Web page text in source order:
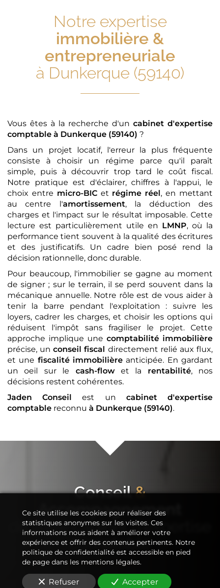
Notre expertise
immobilière &
entrepreneuriale
à Dunkerque (59140)
Vous êtes à la recherche d'un cabinet d'expertise
comptable à Dunkerque (59140) ?
Dans un projet locatif, l'erreur la plus fréquente
consiste à choisir un régime parce qu'il paraît
simple, puis à découvrir trop tard le coût fiscal.
Notre pratique est d'éclairer, chiffres à l'appui, le
choix entre micro-BICet régime réel, en mettant
au centre l'amortissement, la déduction des
charges et l'impact sur le résultat imposable. Cette
lecture est particulièrement utile en LMNP, où la
performance tient souvent à la qualité des écritures
et des justificatifs. Un cadre bien posé rend la
décision rationnelle, donc durable.
Pour beaucoup, l'immobilier se gagne au moment
de signer ; sur le terrain, il se perd souvent dans la
mécanique annuelle. Notre rôle est de vous aider à
tenir la barre pendant l'exploitation : suivre les
loyers, cadrer les charges, et choisir les options qui
réduisent l'impôt sans fragiliser le projet. Cette
approche implique une comptabilité immobilière
précise, unconseil fiscal directement relié aux flux,
et une fiscalité immobilière anticipée. En gardant
un oeil sur le cash-flowet la rentabilité, nos
décisions restent cohérentes.
Jaden Conseil est un cabinet d'expertise
comptable reconnu à Dunkerque (59140).
Conseil&
Accompagnement
de votrecabinet d'expertise
comptable
Ce site utilise les cookies pour réaliser des
statistiques anonymes sur les visites. Ces
informations nous aident à améliorer votre
expérience et offrir des contenus pertinents. Notre
politique de confidentialité est accessible en pied
de page dans les mentions légales.
Refuser Accepter